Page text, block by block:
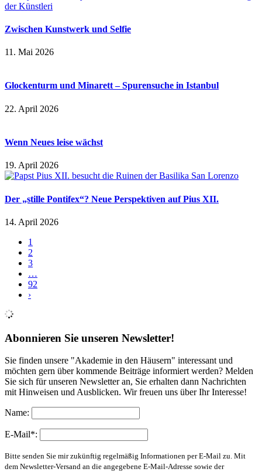
Zwischen Kunstwerk und Selfie
11. Mai 2026
Glockenturm und Minarett – Spurensuche in Istanbul
22. April 2026
Wenn Neues leise wächst
19. April 2026
Der „stille Pontifex“? Neue Perspektiven auf Pius XII.
14. April 2026
1
2
3
…
92
›
Abonnieren Sie unseren Newsletter!
Sie finden unsere "Akademie in den Häusern" interessant und
möchten gern über kommende Beiträge informiert werden? Melden
Sie sich für unseren Newsletter an, Sie erhalten dann Nachrichten
mit Hinweisen und Ausblicken. Wir freuen uns über Ihr Interesse!
Name:
E-Mail*:
Bitte senden Sie mir zukünftig regelmäßig Informationen per E-Mail zu. Mit
dem Newsletter-Versand an die angegebene E-Mail-Adresse sowie der